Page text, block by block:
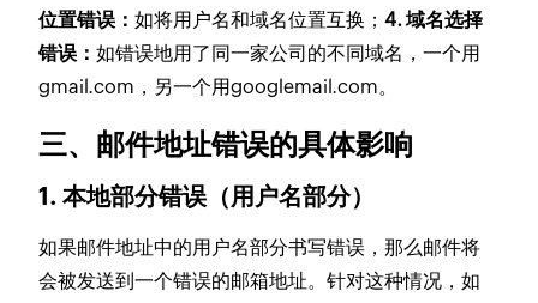
位置错误：如将用户名和域名位置互换；4. 域名选择
错误：如错误地用了同一家公司的不同域名，一个用
gmail.com，另一个用googlemail.com。
三、邮件地址错误的具体影响
1. 本地部分错误（用户名部分）
如果邮件地址中的用户名部分书写错误，那么邮件将
会被发送到一个错误的邮箱地址。针对这种情况，如